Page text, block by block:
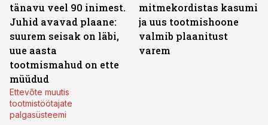
tänavu veel 90 inimest.
Juhid avavad plaane:
suurem seisak on läbi,
uue aasta
tootmismahud on ette
müüdud
Ettevõte muutis
tootmistöötajate
palgasüsteemi
mitmekordistas kasumi
ja uus tootmishoone
valmib plaanitust
varem